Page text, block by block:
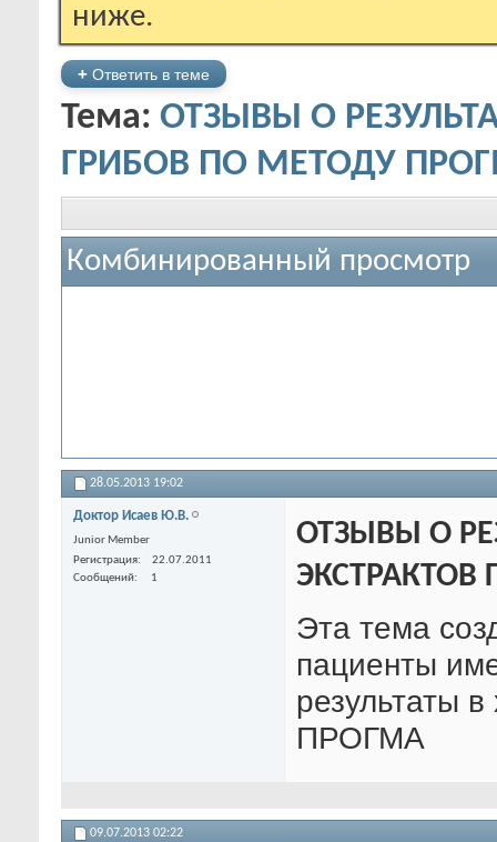
ниже.
+ Ответить в теме
Тема: ОТЗЫВЫ О
ГРИБОВ ПО МЕТОДУ
Комбинированный просмотр
28.05.2013 19:02
Доктор Исаев Ю.В.
Junior Member
Регистрация
22.07.2011
Сообщений
1
ОТЗЫВЫ О
Эта тема
пациенты
результаты
ПРОГМА
09.07.2013 02:22